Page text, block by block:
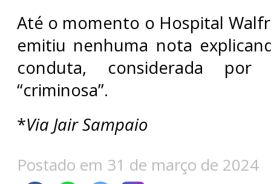
Até o momento o Hospital
emitiu nenhuma nota
conduta, considerada por
“criminosa”.
*Via Jair Sampaio
Postado em 31 de março de 2024